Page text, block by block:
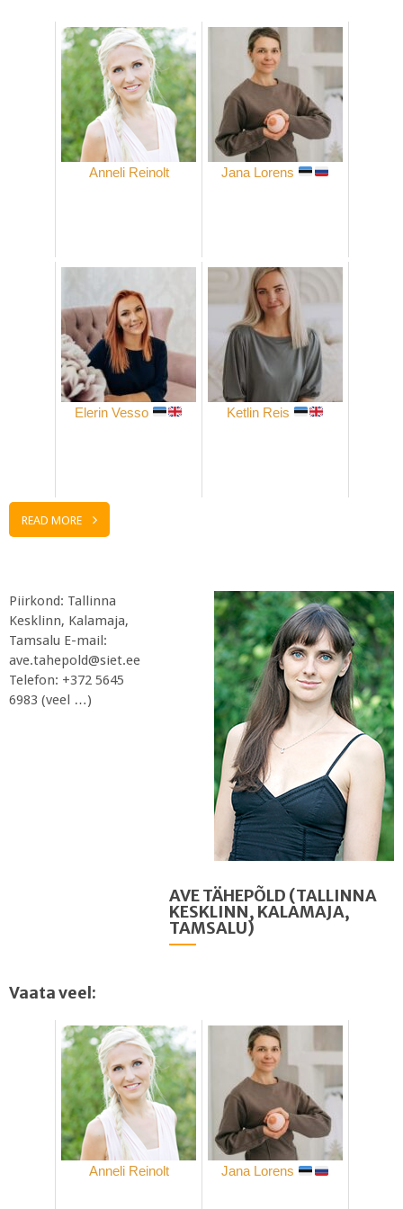
Anneli Reinolt Jana Lorens
Elerin Vesso Ketlin Reis
READ MORE
AVE TÄHEPÕLD (TALLINNA
KESKLINN, KALAMAJA,
TAMSALU)
Piirkond: Tallinna
Kesklinn, Kalamaja,
Tamsalu E-mail:
ave.tahepold@siet.ee
Telefon: +372 5645
6983 (veel …)
Vaata veel:
Anneli Reinolt Jana Lorens